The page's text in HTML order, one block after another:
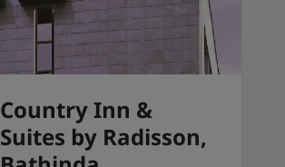
Country Inn &
Suites by Radisson,